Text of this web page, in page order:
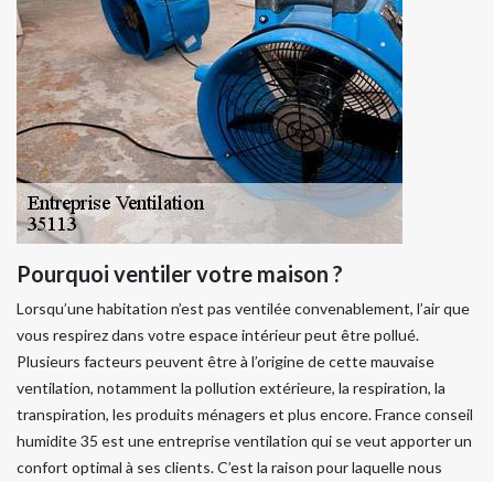
Pourquoi ventiler votre maison ?
Lorsqu’une habitation n’est pas ventilée convenablement, l’air que
vous respirez dans votre espace intérieur peut être pollué.
Plusieurs facteurs peuvent être à l’origine de cette mauvaise
ventilation, notamment la pollution extérieure, la respiration, la
transpiration, les produits ménagers et plus encore. France conseil
humidite 35 est une entreprise ventilation qui se veut apporter un
confort optimal à ses clients. C’est la raison pour laquelle nous